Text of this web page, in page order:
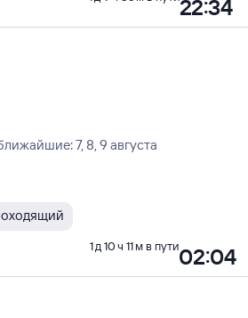
22:34
7, 8, 9 августа
02:04
1 д 10 ч 11 м в пути